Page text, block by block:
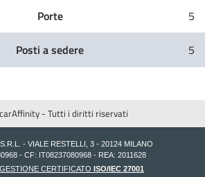
Porte 5
Posti a sedere 5
- Tutti i diritti riservati
- VIALE RESTELLI, 3 - 20124 MILANO
- CF: IT08237080968 - REA: 2011628
CERTIFICATO ISO/IEC 27001